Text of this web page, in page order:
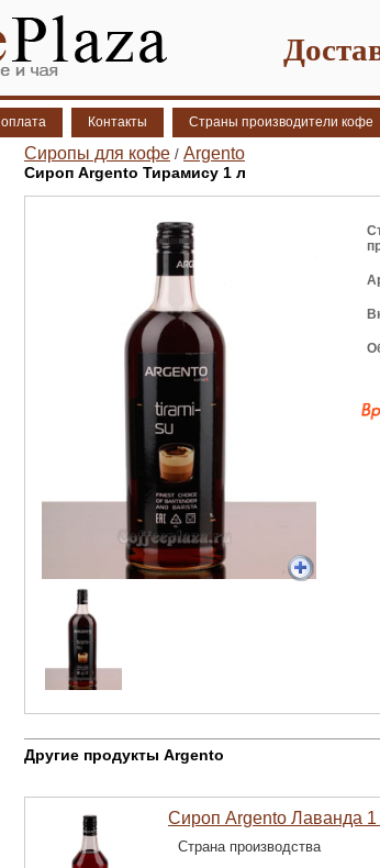
Контакты Страны производители кофе
Сиропы для кофе / Argento
Сироп Argento Тирамису 1 л
Другие продукты Argento
Сироп Argento Лаванда 1
Страна производства